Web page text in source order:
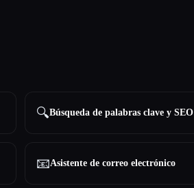
🔍Búsqueda de palabras clave y SEO
📧Asistente de correo electrónico